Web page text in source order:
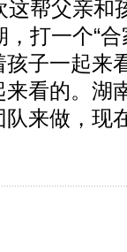
帮父亲和
打一个“
子一起来
看的。湖
来做，现